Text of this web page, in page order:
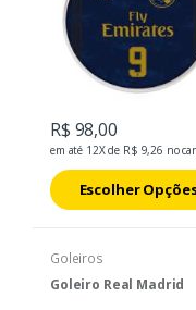
R$ 98,00
em até 12X de R$ 9,26 no
Escolher
Goleiros
Goleiro Real Madrid